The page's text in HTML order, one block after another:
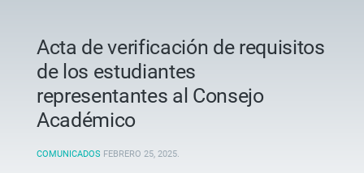
Acta de verificación de requisitos
de los estudiantes
representantes al Consejo
Académico
COMUNICADOS FEBRERO 25, 2025.